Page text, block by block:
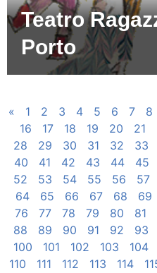
Teatro
Porto
« 1 2 3 4 5 6 7 8
16
17 18 19 20 21
28
29 30 31 32 33
40
41 42 43 44 45
52
53 54 55 56 57
64
65 66 67 68 69
76
77 78 79 80 81
88
89 90 91 92 93
100
101 102 103 104
110
111 112 113 114